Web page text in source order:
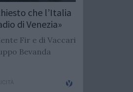
che l’Italia
di Venezia»
Fir e di Vaccari
Bevanda